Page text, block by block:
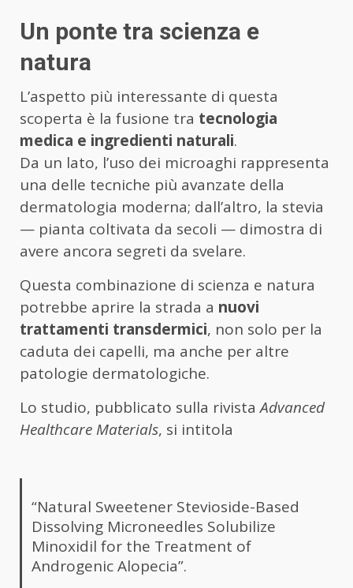
Un ponte tra scienza e
natura
L’aspetto più interessante di questa
scoperta è la fusione tra tecnologia
medica e ingredienti naturali.
Da un lato, l’uso dei microaghi rappresenta
una delle tecniche più avanzate della
dermatologia moderna; dall’altro, la stevia
— pianta coltivata da secoli — dimostra di
avere ancora segreti da svelare.
Questa combinazione di scienza e natura
potrebbe aprire la strada a nuovi
trattamenti transdermici, non solo per la
caduta dei capelli, ma anche per altre
patologie dermatologiche.
Lo studio, pubblicato sulla rivistaAdvanced
Healthcare Materials, si intitola
“Natural Sweetener Stevioside-Based
Dissolving Microneedles Solubilize
Minoxidil for the Treatment of
Androgenic Alopecia”.